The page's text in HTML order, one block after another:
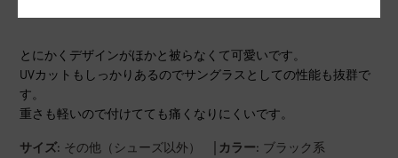
とにかくデザインがほかと被らなくて可愛いです。
UVカットもしっかりあるのでサングラスとしての性能も抜群で
す。
重さも軽いので付けてても痛くなりにくいです。
サイズ: その他（シューズ以外） | カラー: ブラック系